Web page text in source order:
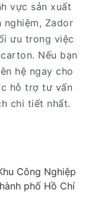
vực sản xuất
nghiệm, Zador
ưu trong việc
Nếu bạn
hệ ngay cho
hỗ trợ tư vấn
chi tiết nhất.
Công Nghiệp
phố Hồ Chí